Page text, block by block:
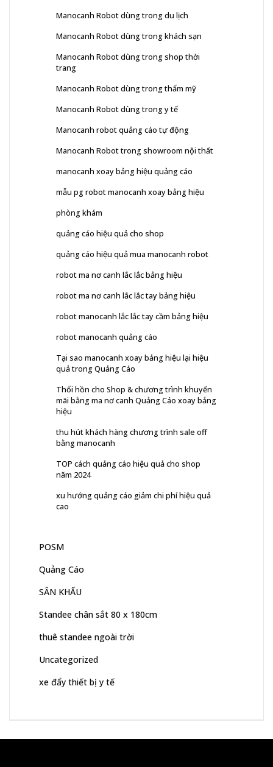
Manocanh Robot dùng trong du lịch
Manocanh Robot dùng trong khách sạn
Manocanh Robot dùng trong shop thời
trang
Manocanh Robot dùng trong thẩm mỹ
Manocanh Robot dùng trong y tế
Manocanh robot quảng cáo tự động
Manocanh Robot trong showroom nội thất
manocanh xoay bảng hiệu quảng cáo
mẫu pg robot manocanh xoay bảng hiệu
phòng khám
quảng cáo hiệu quả cho shop
quảng cáo hiệu quả mua manocanh robot
robot ma nơ canh lắc lắc bảng hiệu
robot ma nơ canh lắc lắc tay bảng hiệu
robot manocanh lắc lắc tay cầm bảng hiệu
robot manocanh quảng cáo
Tại sao manocanh xoay bảng hiệu lại hiệu
quả trong Quảng Cáo
Thổi hồn cho Shop & chương trình khuyến
mãi bằng ma nơ canh Quảng Cáo xoay bảng
hiệu
thu hút khách hàng chương trình sale off
bằng manocanh
TOP cách quảng cáo hiệu quả cho shop
năm 2024
xu hướng quảng cáo giảm chi phí hiệu quả
cao
POSM
Quảng Cáo
SÂN KHẤU
Standee chân sắt 80 x 180cm
thuê standee ngoài trời
Uncategorized
xe đẩy thiết bị y tế